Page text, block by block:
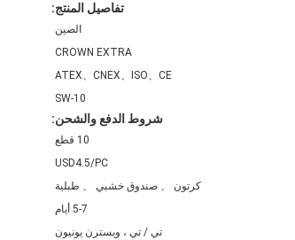
تفاصيل المنتج:
الصين
CROWN EXTRA
ATEX、CNEX、ISO、CE
SW-10
شروط الدفع والشحن:
10 قطع
USD4.5/PC
كرتون 、 صندوق خشبي 、 طبلية
5-7 أيام
تي / تي ، ويسترن يونيون